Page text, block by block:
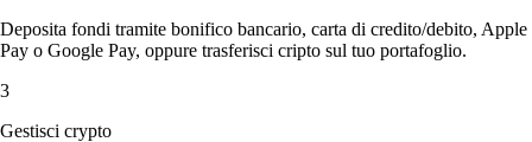
Deposita fondi tramite bonifico bancario, carta di credito/debito, Apple
Pay o Google Pay, oppure trasferisci cripto sul tuo portafoglio.
3
Gestisci crypto